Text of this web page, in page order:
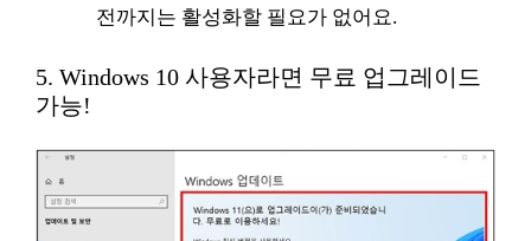
전까지는 활성화할 필요가 없어요.
5. Windows 10 사용자라면 무료 업그레이드
가능!